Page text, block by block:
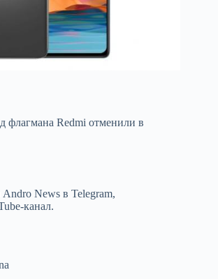
флагмана Redmi отменили в
News в Telegram,
канал.